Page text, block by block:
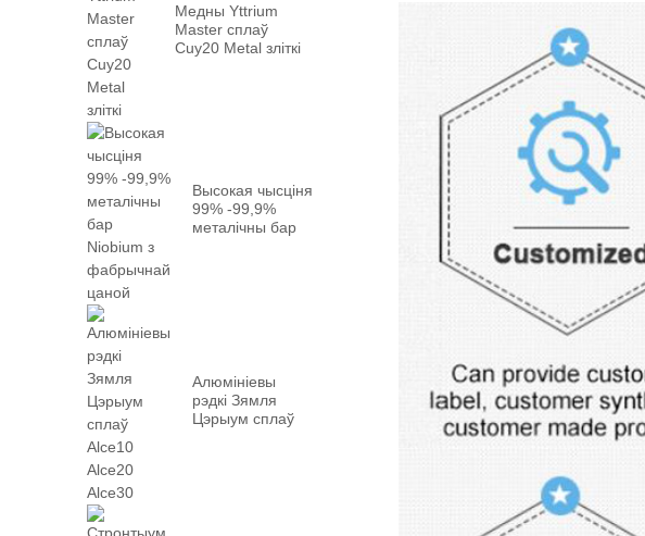
Медны Yttrium
Master сплаў
Cuy20 Metal зліткі
Высокая чысціня
99% -99,9%
металічны бар
Алюмініевы
рэдкі Зямля
Цэрыум сплаў